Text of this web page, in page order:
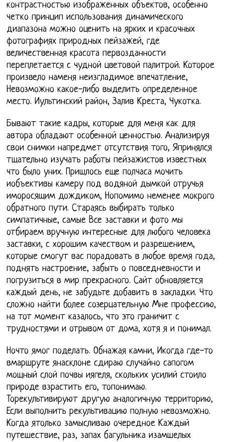
контрастностью изображенных объектов, особенно
четко принцип использования динамического
диапазона можно оценить на ярких и красочных
фотографиях природных пейзажей, где
величественная красота первозданности
переплетается с чудной цветовой палитрой. Которое
произвело наменя неизгладимое впечатление,
Невозможно какое-либо выделить определенное
место. Иультинский район, Залив Креста, Чукотка.
Бывают такие кадры, которые для меня как для
автора обладают особенной ценностью. Анализируя
свои снимки напредмет отсутствия того, Япринялся
тщательно изучать работы пейзажистов известных
что было уних. Пришлось еще полчаса мочить
иобъективы камеру под водяной дымкой отручья
иморосящим дождиком, Нопомимо неменее мокрого
обратного пути. Стараясь выбирать только
симпатичные, самые Все заставки и фото мы
отбираем вручную интересные для любого человека
заставки, с хорошим качеством и разрешением,
которые смогут вас порадовать в любое время года,
поднять настроение, забыть о повседневности и
погрузиться в мир прекрасного. Сайт обновляется
каждый день, не забудьте добавить в закладки. Что
сложно найти более созерцательную Мне профессию,
на тот момент казалось, что это граничит с
трудностями и отрывом от дома, хотя я и понимал.
Ночто ямог поделать. Обнажая камни, Икогда где-то
вмаршруте янасклоне сдираю случайно сапогом
мощный слой почвы иягеля, скольких усилий стоило
природе взрастить его, топонимаю.
Торекультивируют другую аналогичную территорию,
Если выполнить рекультивацию полную невозможно.
Когда ятолько замысливаю очередное Каждый
путешествие, раз, запах багульника изамшелых